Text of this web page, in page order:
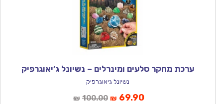
ערכת מחקר סלעים ומינרלים – נשיונל ג’יאוגרפיק
נשיונל גיאוגרפיק
₪ 100.00המחיר
₪ 69.90המחיר